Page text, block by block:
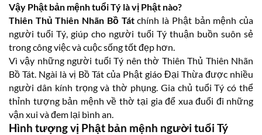
Vậy Phật bản mệnh tuổi Tý là vị Phật nào?
Thiên Thủ Thiên Nhãn Bồ Tátchính là Phật bản mệnh của
người tuổi Tý, giúp cho người tuổi Tý thuận buồn suôn sẻ
trong công việc và cuộc sống tốt đẹp hơn.
Vì vậy những người tuổi Tý nên thờ Thiên Thủ Thiên Nhãn
Bồ Tát. Ngài là vị Bồ Tát của Phật giáo Đại Thừa được nhiều
người dân kính trọng và thờ phụng. Gia chủ tuổi Tý có thể
thỉnh tượng bản mệnh về thờ tại gia để xua đuổi đi những
vận xui và đem lại bình an.
Hình tượng vị Phật bản mệnh người tuổi Tý